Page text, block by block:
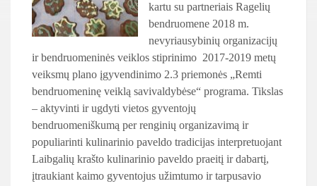
kartu su partneriais Ragelių
bendruomene 2018 m.
nevyriausybinių organizacijų
ir bendruomeninės veiklos stiprinimo 2017-2019 metų
veiksmų plano įgyvendinimo 2.3 priemonės „Remti
bendruomeninę veiklą savivaldybėse“ programa. Tikslas
– aktyvinti ir ugdyti vietos gyventojų
bendruomeniškumą per renginių organizavimą ir
populiarinti kulinarinio paveldo tradicijas interpretuojant
Laibgalių krašto kulinarinio paveldo praeitį ir dabartį,
įtraukiant kaimo gyventojus užimtumo ir tarpusavio